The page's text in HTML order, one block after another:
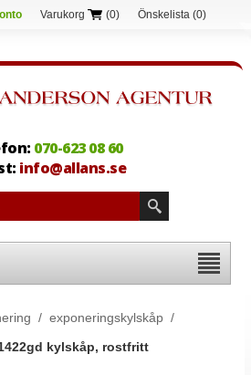
Varukorg (0) Önskelista (0)
070-623 08 60
info@allans.se
/ exponeringskylskåp /
kylskåp, rostfritt